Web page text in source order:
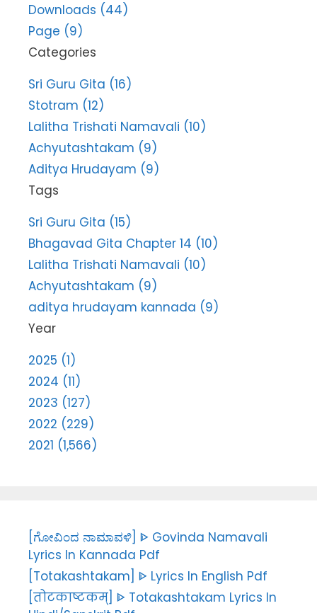
Downloads (44)
Page (9)
Categories
Sri Guru Gita (16)
Stotram (12)
Lalitha Trishati Namavali (10)
Achyutashtakam (9)
Aditya Hrudayam (9)
Tags
Sri Guru Gita (15)
Bhagavad Gita Chapter 14 (10)
Lalitha Trishati Namavali (10)
Achyutashtakam (9)
aditya hrudayam kannada (9)
Year
2025 (1)
2024 (11)
2023 (127)
2022 (229)
2021 (1,566)
[ಗೋವಿಂದ ನಾಮಾವಳಿ] ᐈ Govinda Namavali
Lyrics In Kannada Pdf
[Totakashtakam] ᐈ Lyrics In English Pdf
[तोटकाष्टकम्] ᐈ Totakashtakam Lyrics In